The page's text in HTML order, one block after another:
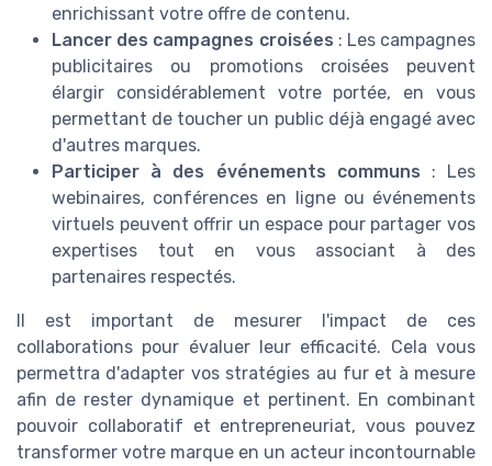
enrichissant votre offre de contenu.
Lancer des campagnes croisées : Les campagnes
publicitaires ou promotions croisées peuvent
élargir considérablement votre portée, en vous
permettant de toucher un public déjà engagé avec
d'autres marques.
Participer à des événements communs : Les
webinaires, conférences en ligne ou événements
virtuels peuvent offrir un espace pour partager vos
expertises tout en vous associant à des
partenaires respectés.
Il est important de mesurer l'impact de ces
collaborations pour évaluer leur efficacité. Cela vous
permettra d'adapter vos stratégies au fur et à mesure
afin de rester dynamique et pertinent. En combinant
pouvoir collaboratif et entrepreneuriat, vous pouvez
transformer votre marque en un acteur incontournable